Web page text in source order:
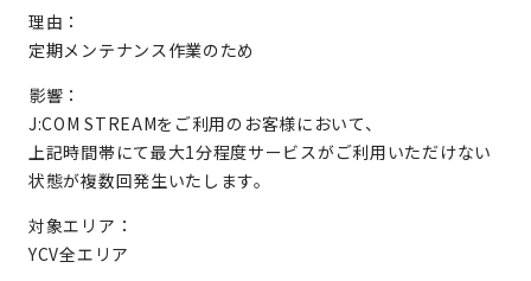
理由：
定期メンテナンス作業のため
影響：
J:COM STREAMをご利用のお客様において、
上記時間帯にて最大1分程度サービスがご利用いただけない
状態が複数回発生いたします。
対象エリア：
YCV全エリア